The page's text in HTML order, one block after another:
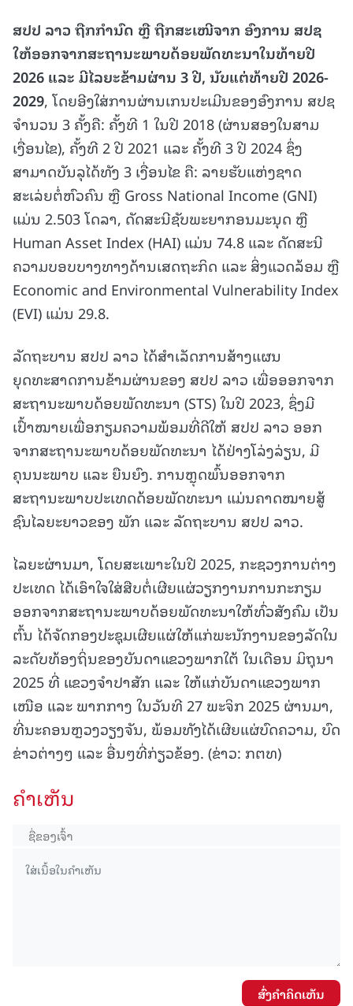
ສປປ ລາວ ຖືກກໍານົດ ຫຼື ຖືກສະເໜີຈາກ ອົງການ ສປຊ
ໃຫ້ອອກຈາກສະຖານະພາບດ້ອຍພັດທະນາໃນທ້າຍປີ
2026 ແລະ ມີໄລຍະຂ້າມຜ່ານ 3 ປີ, ນັບແຕ່ທ້າຍປີ 2026-
2029, ໂດຍອີງໃສ່ການຜ່ານເກນປະເມີນຂອງອົງການ ສປຊ
ຈໍານວນ 3 ຄັ້ງຄື: ຄັ້ງທີ 1 ໃນປີ 2018 (ຜ່ານສອງໃນສາມ
ເງື່ອນໄຂ), ຄັ້ງທີ 2 ປີ 2021 ແລະ ຄັ້ງທີ 3 ປີ 2024 ຊຶ່ງ
ສາມາດບັນລຸໄດ້ທັງ 3 ເງື່ອນໄຂ ຄື: ລາຍຮັບແຫ່ງຊາດ
ສະເລ່ຍຕໍ່ຫົວຄົນ ຫຼື Gross National Income (GNI)
ແມ່ນ 2.503 ໂດລາ, ດັດສະນີຊັບພະຍາກອນມະນຸດ ຫຼື
Human Asset Index (HAI) ແມ່ນ 74.8 ແລະ ດັດສະນີ
ຄວາມບອບບາງທາງດ້ານເສດຖະກິດ ແລະ ສິ່ງແວດລ້ອມ ຫຼື
Economic and Environmental Vulnerability Index
(EVI) ແມ່ນ 29.8.
ລັດຖະບານ ສປປ ລາວ ໄດ້ສໍາເລັດການສ້າງແຜນ
ຍຸດທະສາດການຂ້າມຜ່ານຂອງ ສປປ ລາວ ເພື່ອອອກຈາກ
ສະຖານະພາບດ້ອຍພັດທະນາ (STS) ໃນປີ 2023, ຊຶ່ງມີ
ເປົ້າໝາຍເພື່ອກຽມຄວາມພ້ອມທີ່ດີໃຫ້ ສປປ ລາວ ອອກ
ຈາກສະຖານະພາບດ້ອຍພັດທະນາ ໄດ້ຢ່າງໂລ່ງລ່ຽນ, ມີ
ຄຸນນະພາບ ແລະ ຍືນຍົງ. ການຫຼຸດພົ້ນອອກຈາກ
ສະຖານະພາບປະເທດດ້ອຍພັດທະນາ ແມ່ນຄາດໝາຍສູ້
ຊົນໄລຍະຍາວຂອງ ພັກ ແລະ ລັດຖະບານ ສປປ ລາວ.
ໄລຍະຜ່ານມາ, ໂດຍສະເພາະໃນປີ 2025, ກະຊວງການຕ່າງ
ປະເທດ ໄດ້ເອົາໃຈໃສ່ສືບຕໍ່ເຜີຍແຜ່ວຽກງານການກະກຽມ
ອອກຈາກສະຖານະພາບດ້ອຍພັດທະນາໃຫ້ທົ່ວສັງຄົມ ເປັນ
ຕົ້ນ ໄດ້ຈັດກອງປະຊຸມເຜີຍແຜ່ໃຫ້ແກ່ພະນັກງານຂອງລັດໃນ
ລະດັບທ້ອງຖິ່ນຂອງບັນດາແຂວງພາກໃຕ້ ໃນເດືອນ ມິຖຸນາ
2025 ທີ່ ແຂວງຈໍາປາສັກ ແລະ ໃຫ້ແກ່ບັນດາແຂວງພາກ
ເໜືອ ແລະ ພາກກາງ ໃນວັນທີ 27 ພະຈິກ 2025 ຜ່ານມາ,
ທີ່ນະຄອນຫຼວງວຽງຈັນ, ພ້ອມທັງໄດ້ເຜີຍແຜ່ບົດຄວາມ, ບົດ
ຂ່າວຕ່າງໆ ແລະ ອື່ນໆທີ່ກ່ຽວຂ້ອງ. (ຂ່າວ: ກຕທ)
ຄໍາເຫັນ
ສົ່ງຄໍາຄິດເຫັນ